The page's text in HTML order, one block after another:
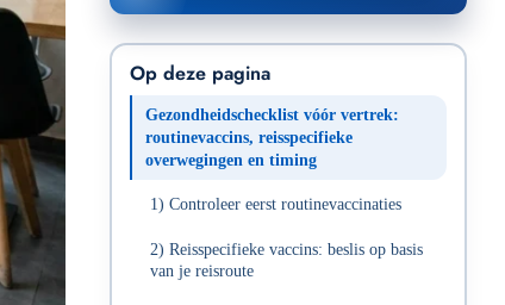
Op deze pagina
Gezondheidschecklist vóór vertrek:
routinevaccins, reisspecifieke
overwegingen en timing
1) Controleer eerst routinevaccinaties
2) Reisspecifieke vaccins: beslis op basis
van je reisroute